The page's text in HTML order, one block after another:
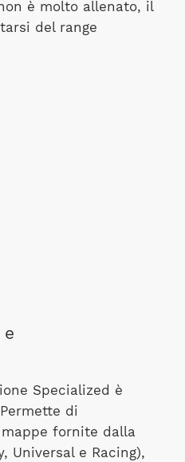
è molto allenato, il
del range
Specialized è
di
fornite dalla
Universal e Racing),